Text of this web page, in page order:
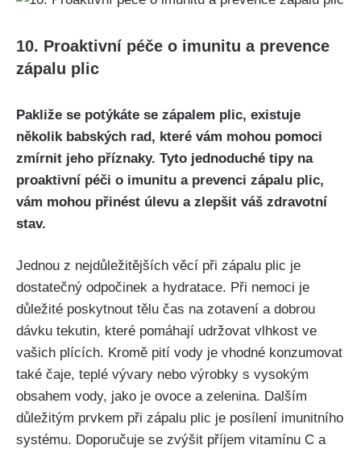
10. Proaktivní péče o imunitu a ⁢prevence⁣
zápalu ‌plic
Pakliže se potýkáte se zápalem plic, existuje
několik babských rad, které vám mohou pomoci‍
zmírnit jeho příznaky. Tyto jednoduché tipy na
⁣proaktivní péči o imunitu a prevenci zápalu⁢ plic,
vám mohou přinést úlevu a ⁣zlepšit váš zdravotní
⁣stav.
Jednou⁤ z nejdůležitějších věcí při zápalu‌ plic je
dostatečný odpočinek⁢ a hydratace. Při nemoci je
důležité⁣ poskytnout tělu čas na zotavení ⁢a dobrou⁢
dávku tekutin, které pomáhají⁤ udržovat vlhkost⁢ ve
vašich plících. Kromě pití vody ‍je vhodné konzumovat
⁢také čaje,⁢ teplé vývary⁢ nebo výrobky s vysokým
‌obsahem vody, jako je ⁢ovoce a zelenina. Dalším
důležitým prvkem při zápalu plic je posílení imunitního
systému. Doporučuje se zvýšit příjem ⁤vitamínu C ‍a